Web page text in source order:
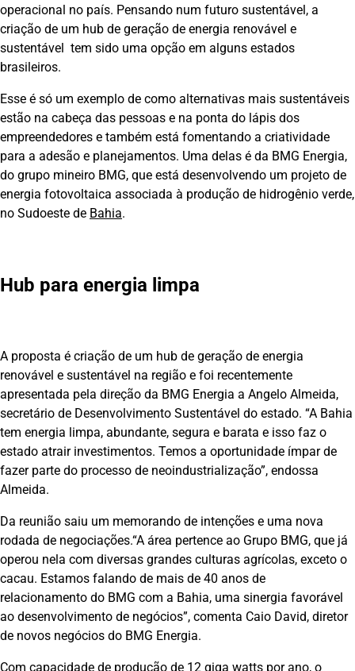
operacional no país. Pensando num futuro sustentável, a
criação de um hub de geração de energia renovável e
sustentável tem sido uma opção em alguns estados
brasileiros.
Esse é só um exemplo de como alternativas mais sustentáveis
estão na cabeça das pessoas e na ponta do lápis dos
empreendedores e também está fomentando a criatividade
para a adesão e planejamentos. Uma delas é da BMG Energia,
do grupo mineiro BMG, que está desenvolvendo um projeto de
energia fotovoltaica associada à produção de hidrogênio verde,
no Sudoeste de Bahia.
Hub para energia limpa
A proposta é criação de um hub de geração de energia
renovável e sustentável na região e foi recentemente
apresentada pela direção da BMG Energia a Angelo Almeida,
secretário de Desenvolvimento Sustentável do estado. “A Bahia
tem energia limpa, abundante, segura e barata e isso faz o
estado atrair investimentos. Temos a oportunidade ímpar de
fazer parte do processo de neoindustrialização”, endossa
Almeida.
Da reunião saiu um memorando de intenções e uma nova
rodada de negociações.“A área pertence ao Grupo BMG, que já
operou nela com diversas grandes culturas agrícolas, exceto o
cacau. Estamos falando de mais de 40 anos de
relacionamento do BMG com a Bahia, uma sinergia favorável
ao desenvolvimento de negócios”, comenta Caio David, diretor
de novos negócios do BMG Energia.
Com capacidade de produção de 12 giga watts por ano, o